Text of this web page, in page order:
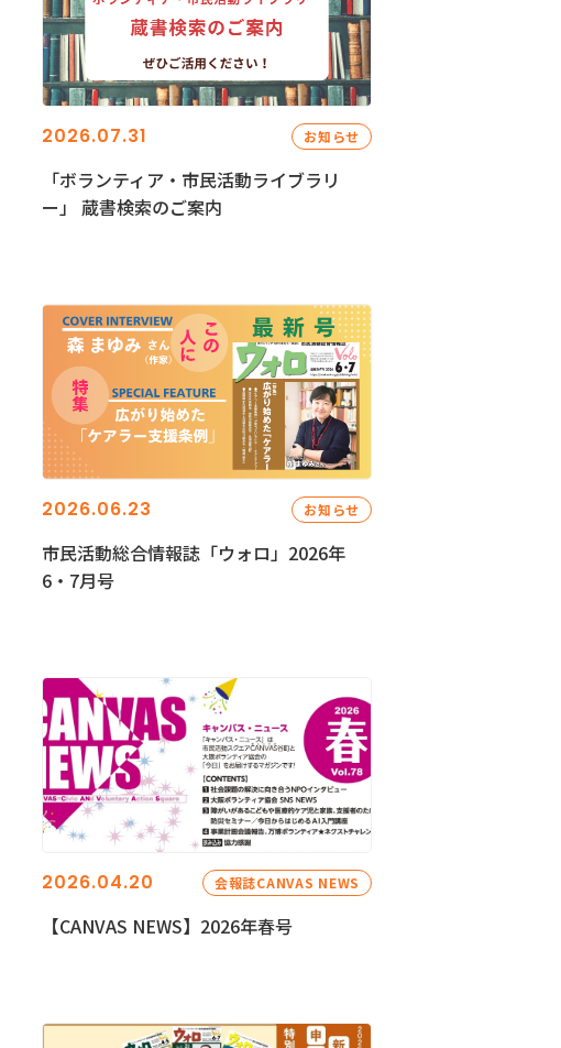
2026.07.31 お知らせ
「ボランティア・市民活動ライブラリ
ー」 蔵書検索のご案内
2026.06.23 お知らせ
市民活動総合情報誌「ウォロ」2026年
6・7月号
2026.04.20 会報誌CANVAS NEWS
【CANVAS NEWS】2026年春号